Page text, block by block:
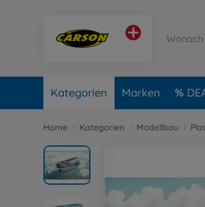
Kategorien Marken
Home Kategorien Modellbau